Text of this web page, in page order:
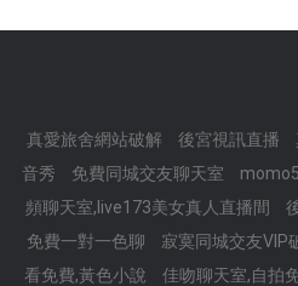
真愛旅舍網站破解 後宮視訊直播
音秀
免費同城交友聊天室
頻聊天室,live173美女真人直播間
免費一對一色聊
寂寞同城交友VIP
看免費,黃色小說
佳吻聊天室,自拍